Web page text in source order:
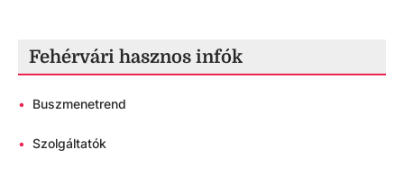
Fehérvári hasznos infók
• Buszmenetrend
• Szolgáltatók